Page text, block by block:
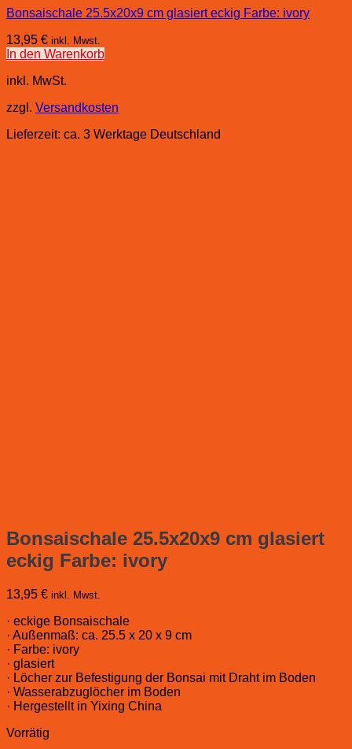
Bonsaischale 25.5x20x9 cm glasiert eckig Farbe: ivory
13,95 € inkl. Mwst.
In den Warenkorb
inkl. MwSt.
zzgl. Versandkosten
Lieferzeit: ca. 3 Werktage Deutschland
Bonsaischale 25.5x20x9 cm glasiert
eckig Farbe: ivory
13,95 € inkl. Mwst.
· eckige Bonsaischale
· Außenmaß: ca. 25.5 x 20 x 9 cm
· Farbe: ivory
· glasiert
· Löcher zur Befestigung der Bonsai mit Draht im Boden
· Wasserabzuglöcher im Boden
· Hergestellt in Yixing China
Vorrätig